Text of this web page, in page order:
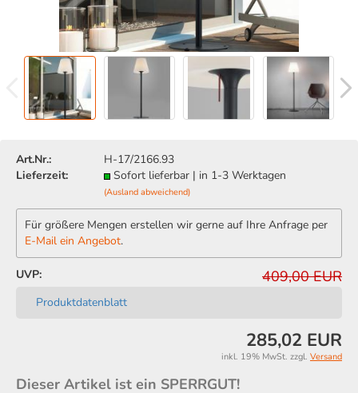
Art.Nr.:
H-17/2166.93
Lieferzeit:
Sofort lieferbar | in 1-3 Werktagen
(Ausland abweichend)
Für größere Mengen erstellen wir gerne auf Ihre Anfrage per
E-Mail ein Angebot.
UVP: 409,00 EUR
Produktdatenblatt
285,02 EUR
inkl. 19% MwSt. zzgl. Versand
Dieser Artikel ist ein SPERRGUT!